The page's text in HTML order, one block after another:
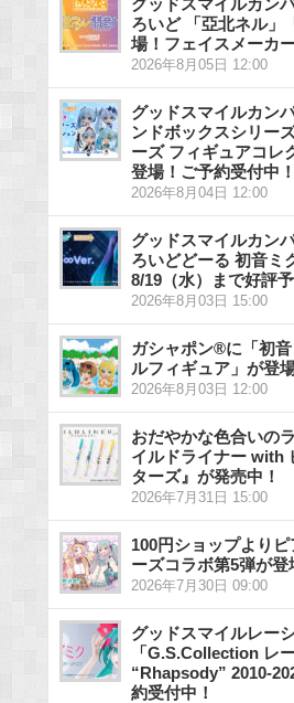
ろいど 「亞北ネル」
場！フェイスメーカ
2026年8月05日 12:00
グッドスマイルカン
ンドボックスシリー
ーズ フィギュアコレ
登場！ご予約受付中！
2026年8月04日 12:00
グッドスマイルカン
ろいどどーる 初音ミ
8/19（水）まで好評
2026年8月03日 15:00
ガシャポン®に「初
ルフィギュア」が登場
2026年8月03日 12:00
おだやかな色合いの
イルドライナー with
ターズ』が発売中！
2026年7月31日 15:00
100円ショップより
ーズコラボ第5弾が登
2026年7月30日 09:00
グッドスマイルレー
「G.S.Collection レ
“Rhapsody” 2010-
約受付中！